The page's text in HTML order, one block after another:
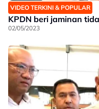
VIDEO TERKINI & POPULAR
KPDN beri jaminan
02/05/2023